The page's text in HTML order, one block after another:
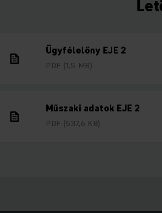
Ügyfélelőny EJE 2
PDF (1,5 MB)
Műszaki adatok EJE 2
PDF (537,6 KB)